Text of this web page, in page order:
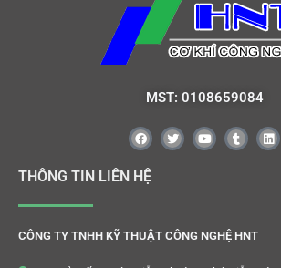
MST: 0108659084
THÔNG TIN LIÊN HỆ
CÔNG TY TNHH KỸ THUẬT CÔNG NGHỆ HNT